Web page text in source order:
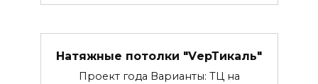
Натяжные потолки "VерТикаль"
Проект года Варианты: ТЦ на